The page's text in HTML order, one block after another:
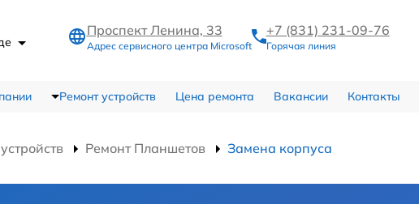
Проспект Ленина, 33
Адрес сервисного центра Microsoft
+7 (831) 231-09-76
Горячая линия
Ремонт устройств Цена ремонта Вакансии Контакты
Ремонт Планшетов Замена корпуса